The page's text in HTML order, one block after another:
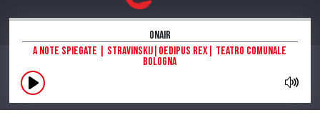
OnAir
A Note Spiegate | Stravinskij|Oedipus Rex| Teatro Comunale
Bologna